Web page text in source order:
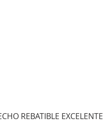
REBATIBLE EXCELENTE